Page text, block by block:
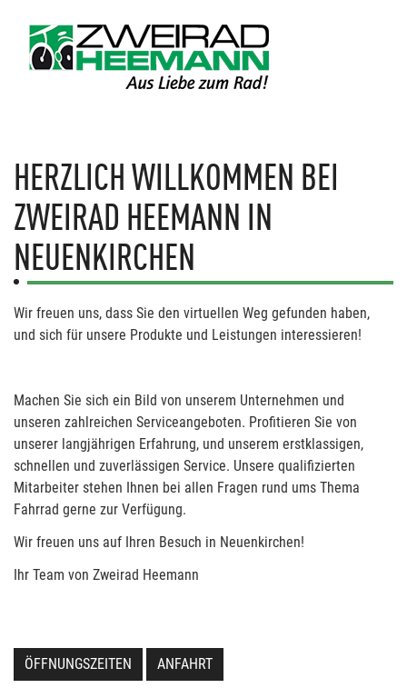
HERZLICH WILLKOMMEN BEI
ZWEIRAD HEEMANN IN
NEUENKIRCHEN
Wir freuen uns, dass Sie den virtuellen Weg gefunden haben,
und sich für unsere Produkte und Leistungen interessieren!
Machen Sie sich ein Bild von unserem Unternehmen und
unseren zahlreichen Serviceangeboten. Profitieren Sie von
unserer langjährigen Erfahrung, und unserem erstklassigen,
schnellen und zuverlässigen Service. Unsere qualifizierten
Mitarbeiter stehen Ihnen bei allen Fragen rund ums Thema
Fahrrad gerne zur Verfügung.
Wir freuen uns auf Ihren Besuch in Neuenkirchen!
Ihr Team von Zweirad Heemann
ÖFFNUNGSZEITEN ANFAHRT